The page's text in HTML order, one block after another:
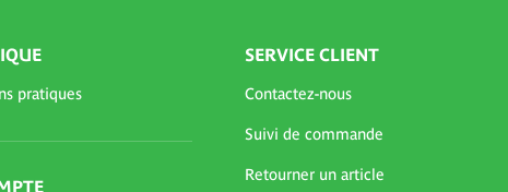
pratiques
SERVICE CLIENT
Contactez-nous
Suivi de commande
Retourner un article